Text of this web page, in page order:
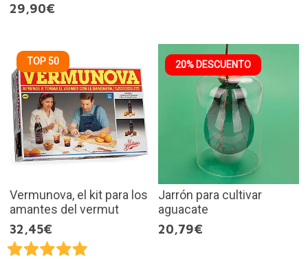
29,90€
TOP 50
Vermunova, el kit para los
amantes del vermut
32,45€
20% DESCUENTO
Jarrón para cultivar
aguacate
20,79€